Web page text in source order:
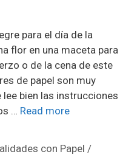
para el día de la
flor en una maceta para
o de la cena de este
de papel son muy
bien las instrucciones
… Read more
con Papel /